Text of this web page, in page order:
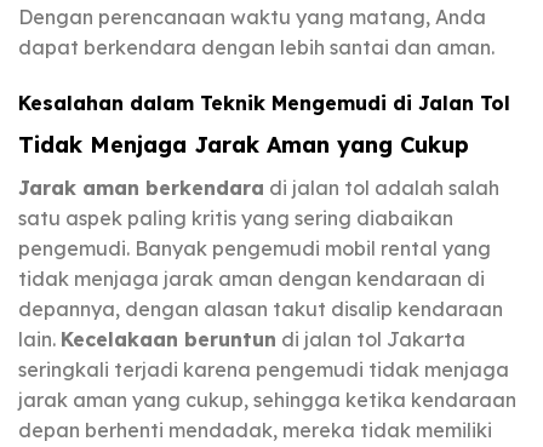
Dengan perencanaan waktu yang matang, Anda
dapat berkendara dengan lebih santai dan aman.
Kesalahan dalam Teknik Mengemudi di Jalan Tol
Tidak Menjaga Jarak Aman yang Cukup
Jarak aman berkendara di jalan tol adalah salah
satu aspek paling kritis yang sering diabaikan
pengemudi. Banyak pengemudi mobil rental yang
tidak menjaga jarak aman dengan kendaraan di
depannya, dengan alasan takut disalip kendaraan
lain. Kecelakaan beruntun di jalan tol Jakarta
seringkali terjadi karena pengemudi tidak menjaga
jarak aman yang cukup, sehingga ketika kendaraan
depan berhenti mendadak, mereka tidak memiliki